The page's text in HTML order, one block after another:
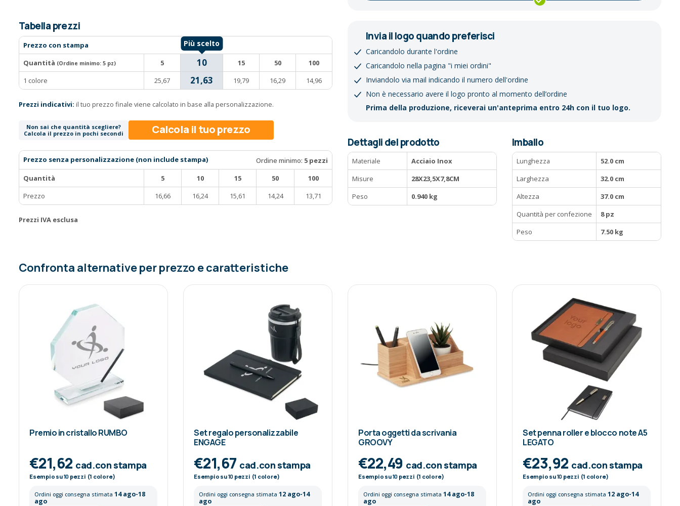
Tabella prezzi
Prezzo con stampa
Quantità (Ordine minimo: 5 pz) 5 10 15 50
100
1 colore
25,67 21,63 19,79 16,29 14,96
Prezzi indicativi: il tuo prezzo finale viene calcolato in base alla personalizzazione.
Non sai che quantità scegliere?
Calcola il prezzo in pochi secondi
Calcola il tuo prezzo
Prezzo senza personalizzazione (non include stampa) Ordine minimo: 5 pezzi
Quantità
5 10 15 50
100
Prezzo
16,66 16,24 15,61 14,24 13,71
Prezzi IVA esclusa
Invia il logo quando preferisci
Caricandolo durante l'ordine
Caricandolo nella pagina "i miei ordini"
Inviandolo via mail indicando il numero dell'ordine
Non è necessario avere il logo pronto al momento dell’ordine
Prima della produzione, riceverai un'anteprima entro 24h con il tuo logo.
Dettagli del prodotto
Materiale
Acciaio Inox
Misure
28X23,5X7,8CM
Peso
0.940 kg
Imballo
Lunghezza
52.0 cm
Larghezza
32.0 cm
Altezza
37.0 cm
Quantità per confezione
8 pz
Peso
7.50 kg
Confronta alternative per prezzo e caratteristiche
Premio in cristallo RUMBO
€21,62 cad.con stampa
Esempio su10 pezzi (1 colore)
Ordini oggi consegna stimata 14 ago-18
ago
Set regalo personalizzabile
ENGAGE
€21,67 cad.con stampa
Esempio su10 pezzi (1 colore)
Ordini oggi consegna stimata 12 ago-14
ago
Porta oggetti da scrivania
GROOVY
€22,49 cad.con stampa
Esempio su10 pezzi (1 colore)
Ordini oggi consegna stimata 14 ago-18
ago
Set penna roller e blocco note A5
LEGATO
€23,92 cad.con stampa
Esempio su10 pezzi (1 colore)
Ordini oggi consegna stimata 12 ago-14
ago